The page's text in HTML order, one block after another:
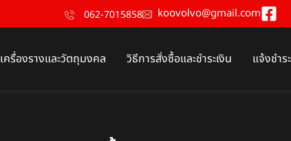
062-7015858 koovolvo@gmail.com
เครื่องรางและวัตถุมงคล วิธีการสั่งซื้อและชำระเงิน แจ้งชำร